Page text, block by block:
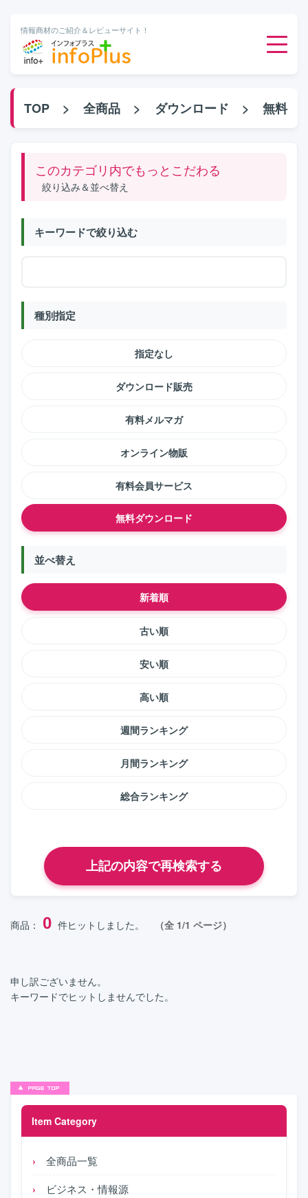
情報商材のご紹介＆レビューサイト！
オンライン物販
Item Category
全商品一覧
ビジネス・情報源
TOP > 全商品 > ダウンロード > 無料
このカテゴリ内でもっとこだわる
絞り込み＆並べ替え
キーワードで絞り込む
種別指定
指定なし
ダウンロード販売
有料メルマガ
オンライン物販
有料会員サービス
無料ダウンロード
並べ替え
新着順
古い順
安い順
高い順
週間ランキング
月間ランキング
総合ランキング
商品： 0 件ヒットしました。 （全 1/1 ページ）
申し訳ございません。
キーワードでヒットしませんでした。